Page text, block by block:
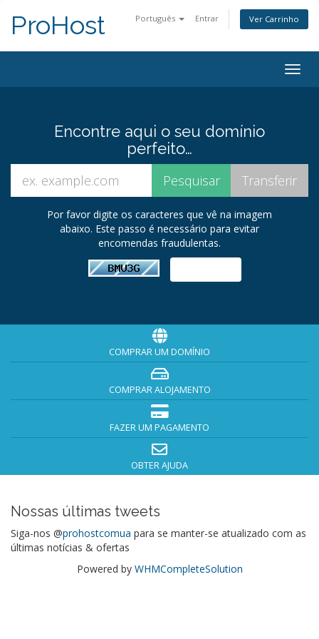
Português Entrar Ver Carrinho
ProHost
Encontre aqui o seu domínio
perfeito…
Por favor digite os caracteres que vê na imagem
abaixo. Este passo é necessário para evitar
encomendas fraudulentas.
COMPRAR UM DOMÍNIO
COMPRAR ALOJAMENTO
FAZER UM PAGAMENTO
OBTER AJUDA
Nossas últimas tweets
Siga-nos @prohostcomua para se manter-se atualizado com as
últimas notícias & ofertas
Powered by WHMCompleteSolution